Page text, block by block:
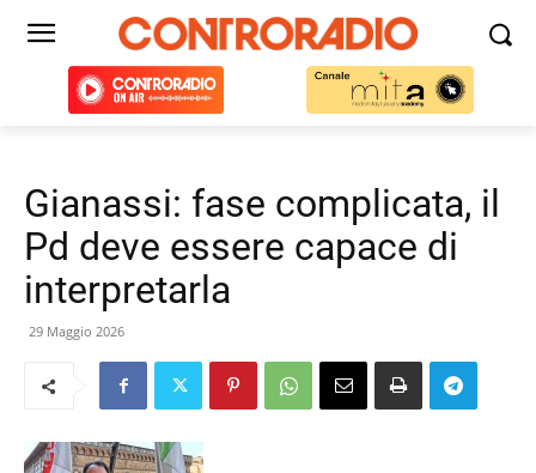
Gianassi: fase complicata, il
Pd deve essere capace di
interpretarla
29 Maggio 2026